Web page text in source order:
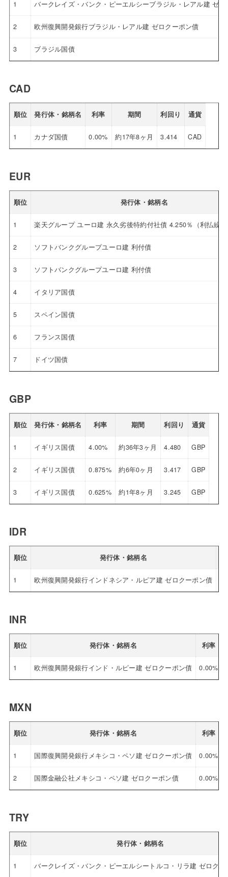
1 バークレイズ・バンク・ピーエルシーブラジル・レアル建 ゼ
2 欧州復興開発銀行ブラジル・レアル建 ゼロクーポン債
3 ブラジル国債
CAD
順位 発行体・銘柄名 利率 期間 利回り 通貨
1 カナダ国債 0.00% 約17年8ヶ月 3.414 CAD
EUR
順位 発行体・銘柄名
1 楽天グループ ユーロ建 永久劣後特約付社債 4.250％（利払繰
2 ソフトバンクグループユーロ建 利付債
3 ソフトバンクグループユーロ建 利付債
4 イタリア国債
5 スペイン国債
6 フランス国債
7 ドイツ国債
GBP
順位 発行体・銘柄名 利率 期間 利回り 通貨
1 イギリス国債 4.00% 約36年3ヶ月 4.480 GBP
2 イギリス国債 0.875% 約6年0ヶ月 3.417 GBP
3 イギリス国債 0.625% 約1年8ヶ月 3.245 GBP
IDR
順位 発行体・銘柄名
1 欧州復興開発銀行インドネシア・ルピア建 ゼロクーポン債
INR
順位 発行体・銘柄名 利率
1 欧州復興開発銀行インド・ルピー建 ゼロクーポン債 0.00%
MXN
順位 発行体・銘柄名 利率
1 国際復興開発銀行メキシコ・ペソ建 ゼロクーポン債 0.00%
2 国際金融公社メキシコ・ペソ建 ゼロクーポン債 0.00%
TRY
順位 発行体・銘柄名
1 バークレイズ・バンク・ピーエルシートルコ・リラ建 ゼロクー